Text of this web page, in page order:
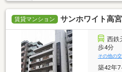
賃貸マンション サンホワイト高宮
西鉄
歩4分
その他の
築42年